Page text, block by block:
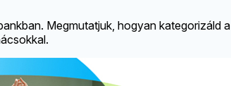
Megmutatjuk, hogyan kategorizáld